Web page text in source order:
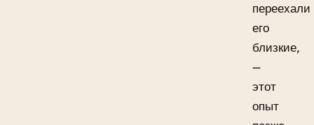
переехали
его
близкие,
—
этот
опыт